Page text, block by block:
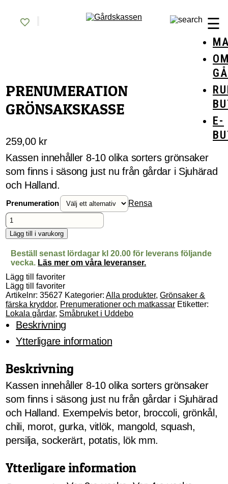
content
☰
E-
PRENUMERATION
GRÖNSAKSKASSE
259,00 kr
Kassen innehåller 8-10 olika sorters grönsaker
som finns i säsong just nu från gårdar i Sjuhärad
och Halland.
Prenumeration
Rensa
Prenumeration
Grönsakskasse
mängd
Lägg till i varukorg
Beställ senast lördagar kl 20.00 för leverans följande
vecka. Läs mer om våra leveranser.
Lägg till favoriter
Lägg till favoriter
Artikelnr:35627 Kategorier:Alla produkter,Grönsaker &
färska kryddor, Prenumerationer och matkassar Etiketter:
Lokala gårdar, Småbruket i Uddebo
Beskrivning
Ytterligare information
Beskrivning
Kassen innehåller 8-10 olika sorters grönsaker
som finns i säsong just nu från gårdar i Sjuhärad
och Halland. Exempelvis betor, broccoli, grönkål,
chili, morot, gurka, vitlök, mangold, squash,
persilja, sockerärt, potatis, lök mm.
Ytterligare information